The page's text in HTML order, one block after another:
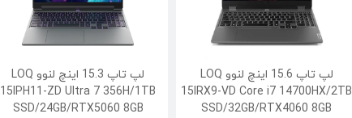
لپ تاپ 15.6 اینچ لنوو LOQ
15IRX9-VD Core i7 14700HX/2TB
SSD/32GB/RTX4060 8GB
لپ تاپ 15.3 اینچ لنوو LOQ
15IPH11-ZD Ultra 7 356H/1TB
SSD/24GB/RTX5060 8GB